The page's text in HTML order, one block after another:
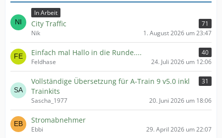
In Arbeit
City Traffic
71
Nik
1. August 2026 um 23:47
Einfach mal Hallo in die Runde....
40
Feldhase
24. Juli 2026 um 12:06
Vollständige Übersetzung für A-Train 9 v5.0 inkl
Trainkits
31
Sascha_1977 20. Juni 2026 um 18:06
Stromabnehmer
Ebbi 29. April 2026 um 22:07